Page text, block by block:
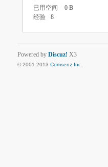
已用空间
0 B
经验
8
Powered by Discuz! X3
© 2001-2013 Comsenz Inc.